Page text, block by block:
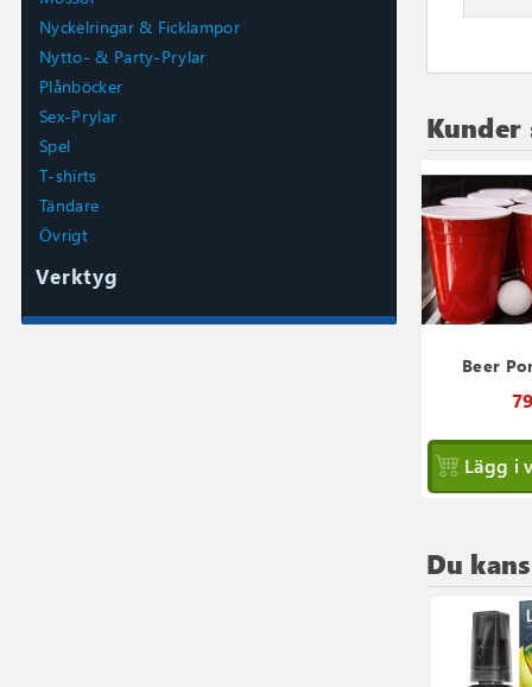
Nyckelringar & Ficklampor
Nytto- & Party-Prylar
Plånböcker
Sex-Prylar
Spel
T-shirts
Tändare
Övrigt
Verktyg
Kunder
Beer
Lägg i
Du